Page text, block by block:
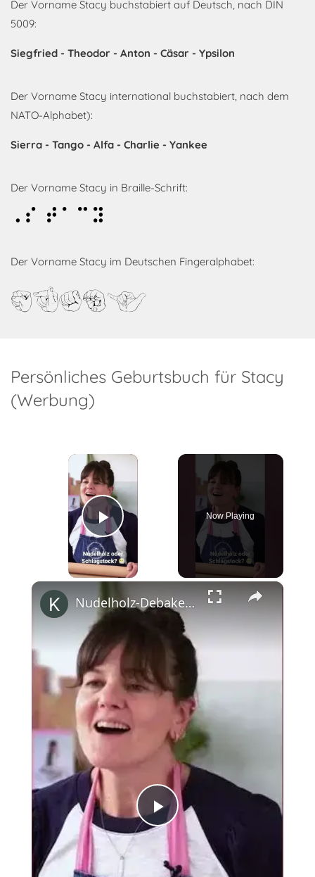
Der Vorname Stacy buchstabiert auf Deutsch, nach DIN
5009:
Siegfried - Theodor - Anton - Cäsar - Ypsilon
Der Vorname Stacy international buchstabiert, nach dem
NATO-Alphabet):
Sierra - Tango - Alfa - Charlie - Yankee
Der Vorname Stacy in Braille-Schrift:
Stacy
Der Vorname Stacy im Deutschen Fingeralphabet:
Stacy
Persönliches Geburtsbuch für Stacy
(Werbung)
×
Play Video
Now Playing
×
Play
Video
Nudelholz-Debakel am Flughafen mit Cynthia Barcomi #shorts